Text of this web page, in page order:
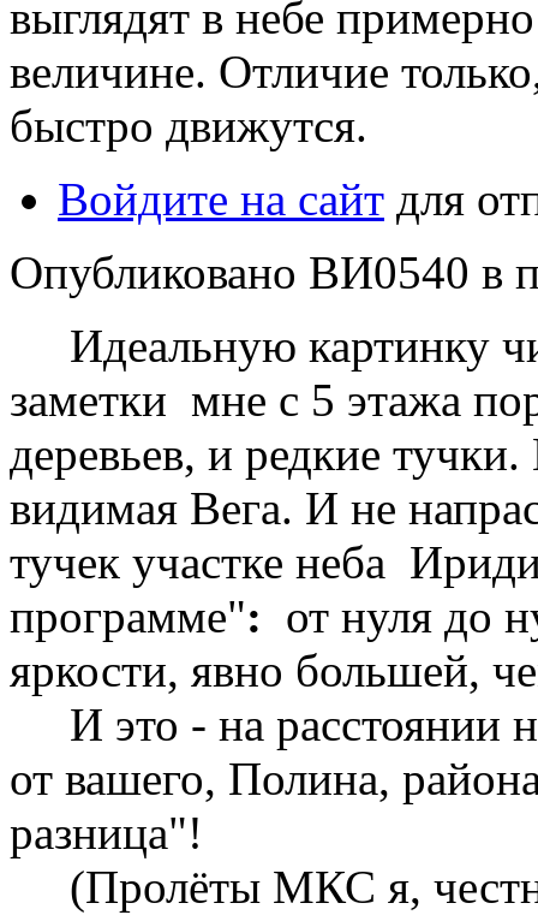
выглядят в небе
величине. Отличие
быстро движутся.
Войдите на сайт для
Опубликовано ВИ0540 в
Идеальную картинку
заметки мне с 5 этажа
деревьев, и редкие
видимая Вега. И не
тучек участке неба
программе": от нуля до
яркости, явно большей,
И это - на расстоянии
от вашего, Полина,
разница"!
(Пролёты МКС я,